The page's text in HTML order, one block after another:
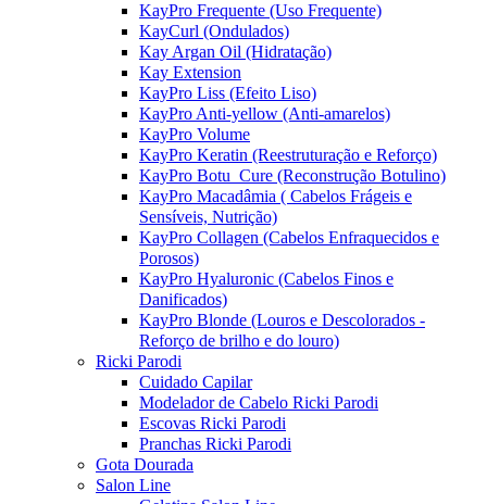
KayPro Frequente (Uso Frequente)
KayCurl (Ondulados)
Kay Argan Oil (Hidratação)
Kay Extension
KayPro Liss (Efeito Liso)
KayPro Anti-yellow (Anti-amarelos)
KayPro Volume
KayPro Keratin (Reestruturação e Reforço)
KayPro Botu_Cure (Reconstrução Botulino)
KayPro Macadâmia ( Cabelos Frágeis e
Sensíveis, Nutrição)
KayPro Collagen (Cabelos Enfraquecidos e
Porosos)
KayPro Hyaluronic (Cabelos Finos e
Danificados)
KayPro Blonde (Louros e Descolorados -
Reforço de brilho e do louro)
Ricki Parodi
Cuidado Capilar
Modelador de Cabelo Ricki Parodi
Escovas Ricki Parodi
Pranchas Ricki Parodi
Gota Dourada
Salon Line